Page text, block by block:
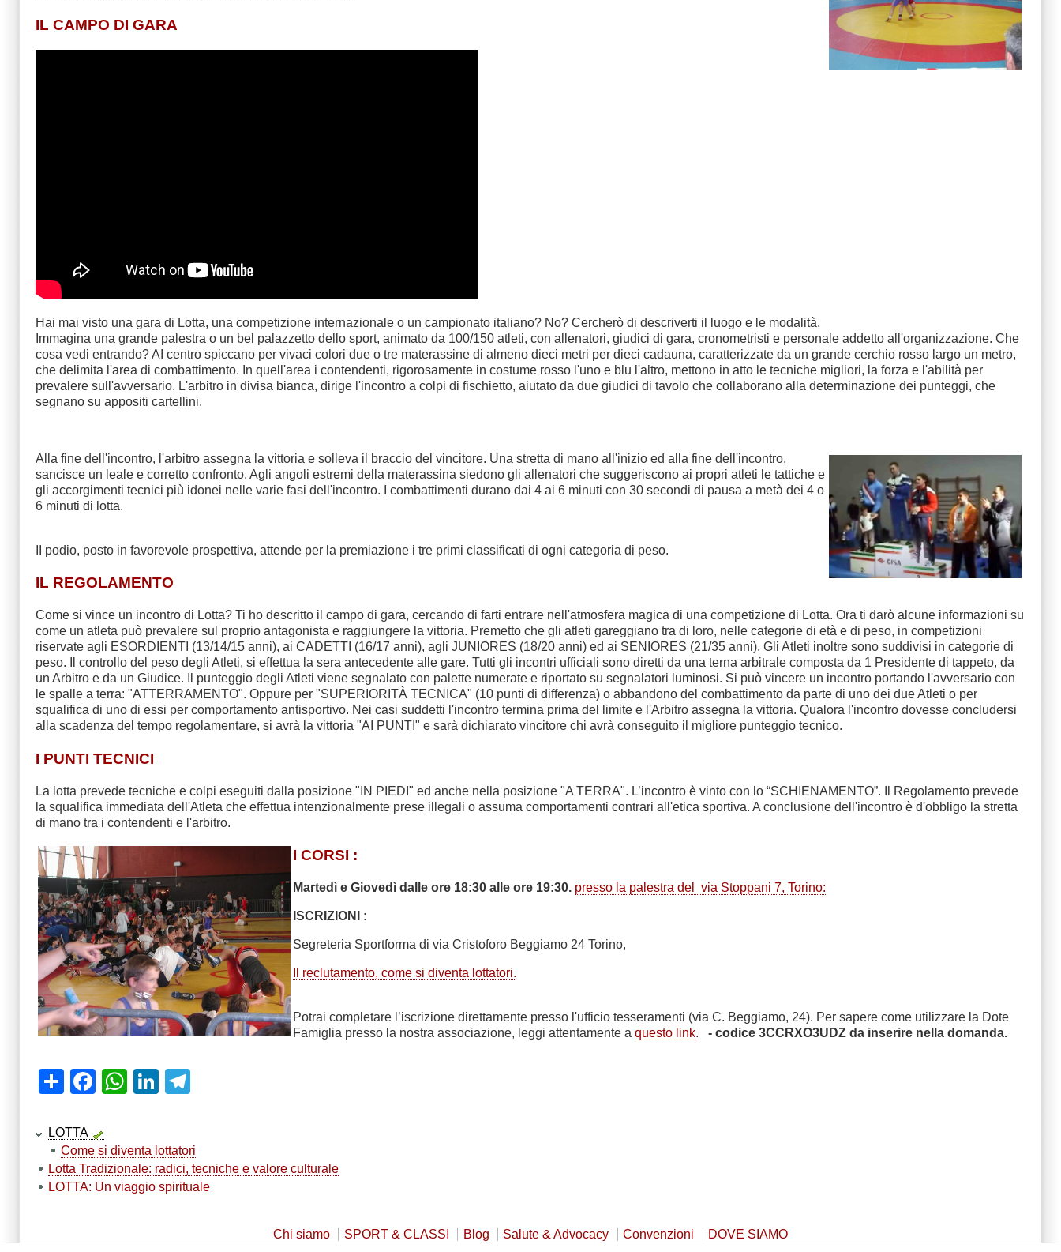
IL CAMPO DI GARA
Hai mai visto una gara di Lotta, una competizione internazionale o un campionato italiano? No? Cercherò di descriverti il luogo e le modalità.
Immagina una grande palestra o un bel palazzetto dello sport, animato da 100/150 atleti, con allenatori, giudici di gara, cronometristi e personale addetto all'organizzazione. Che
cosa vedi entrando? AI centro spiccano per vivaci colori due o tre materassine di almeno dieci metri per dieci cadauna, caratterizzate da un grande cerchio rosso largo un metro,
che delimita l'area di combattimento. In quell'area i contendenti, rigorosamente in costume rosso l'uno e blu l'altro, mettono in atto le tecniche migliori, la forza e l'abilità per
prevalere sull'avversario. L'arbitro in divisa bianca, dirige l'incontro a colpi di fischietto, aiutato da due giudici di tavolo che collaborano alla determinazione dei punteggi, che
segnano su appositi cartellini.
Alla fine dell'incontro, l'arbitro assegna la vittoria e solleva il braccio del vincitore. Una stretta di mano all'inizio ed alla fine dell'incontro,
sancisce un leale e corretto confronto. Agli angoli estremi della materassina siedono gli allenatori che suggeriscono ai propri atleti le tattiche e
gli accorgimenti tecnici più idonei nelle varie fasi dell'incontro. I combattimenti durano dai 4 ai 6 minuti con 30 secondi di pausa a metà dei 4 o
6 minuti di lotta.
II podio, posto in favorevole prospettiva, attende per la premiazione i tre primi classificati di ogni categoria di peso.
IL REGOLAMENTO
Come si vince un incontro di Lotta? Ti ho descritto il campo di gara, cercando di farti entrare nell'atmosfera magica di una competizione di Lotta. Ora ti darò alcune informazioni su
come un atleta può prevalere sul proprio antagonista e raggiungere la vittoria. Premetto che gli atleti gareggiano tra di loro, nelle categorie di età e di peso, in competizioni
riservate agli ESORDIENTI (13/14/15 anni), ai CADETTI (16/17 anni), agli JUNIORES (18/20 anni) ed ai SENIORES (21/35 anni). Gli Atleti inoltre sono suddivisi in categorie di
peso. Il controllo del peso degli Atleti, si effettua la sera antecedente alle gare. Tutti gli incontri ufficiali sono diretti da una terna arbitrale composta da 1 Presidente di tappeto, da
un Arbitro e da un Giudice. Il punteggio degli Atleti viene segnalato con palette numerate e riportato su segnalatori luminosi. Si può vincere un incontro portando l'avversario con
le spalle a terra: "ATTERRAMENTO". Oppure per "SUPERIORITÀ TECNICA" (10 punti di differenza) o abbandono del combattimento da parte di uno dei due Atleti o per
squalifica di uno di essi per comportamento antisportivo. Nei casi suddetti l'incontro termina prima del limite e l'Arbitro assegna la vittoria. Qualora l'incontro dovesse concludersi
alla scadenza del tempo regolamentare, si avrà la vittoria "AI PUNTI" e sarà dichiarato vincitore chi avrà conseguito il migliore punteggio tecnico.
I PUNTI TECNICI
La lotta prevede tecniche e colpi eseguiti dalla posizione "IN PIEDI" ed anche nella posizione "A TERRA". L’incontro è vinto con lo “SCHIENAMENTO”. Il Regolamento prevede
la squalifica immediata dell'Atleta che effettua intenzionalmente prese illegali o assuma comportamenti contrari all'etica sportiva. A conclusione dell'incontro è d'obbligo la stretta
di mano tra i contendenti e l'arbitro.
I CORSI :
Martedì e Giovedì dalle ore 18:30 alle ore 19:30. presso la palestra del via Stoppani 7, Torino:
ISCRIZIONI :
Segreteria Sportforma di via Cristoforo Beggiamo 24 Torino,
Il reclutamento, come si diventa lottatori.
Potrai completare l’iscrizione direttamente presso l'ufficio tesseramenti (via C. Beggiamo, 24). Per sapere come utilizzare la Dote
Famiglia presso la nostra associazione, leggi attentamente a questo link. - codice 3CCRXO3UDZ da inserire nella domanda.
ShareFacebook
WhatsApp
LinkedIn
LOTTA
Come si diventa lottatori
Lotta Tradizionale: radici, tecniche e valore culturale
LOTTA: Un viaggio spirituale
Chi siamo SPORT & CLASSI Blog Salute & Advocacy Convenzioni DOVE SIAMO